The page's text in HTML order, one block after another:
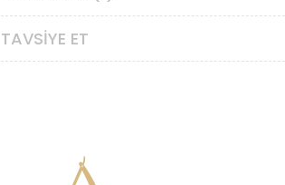
TAVSIYE ET